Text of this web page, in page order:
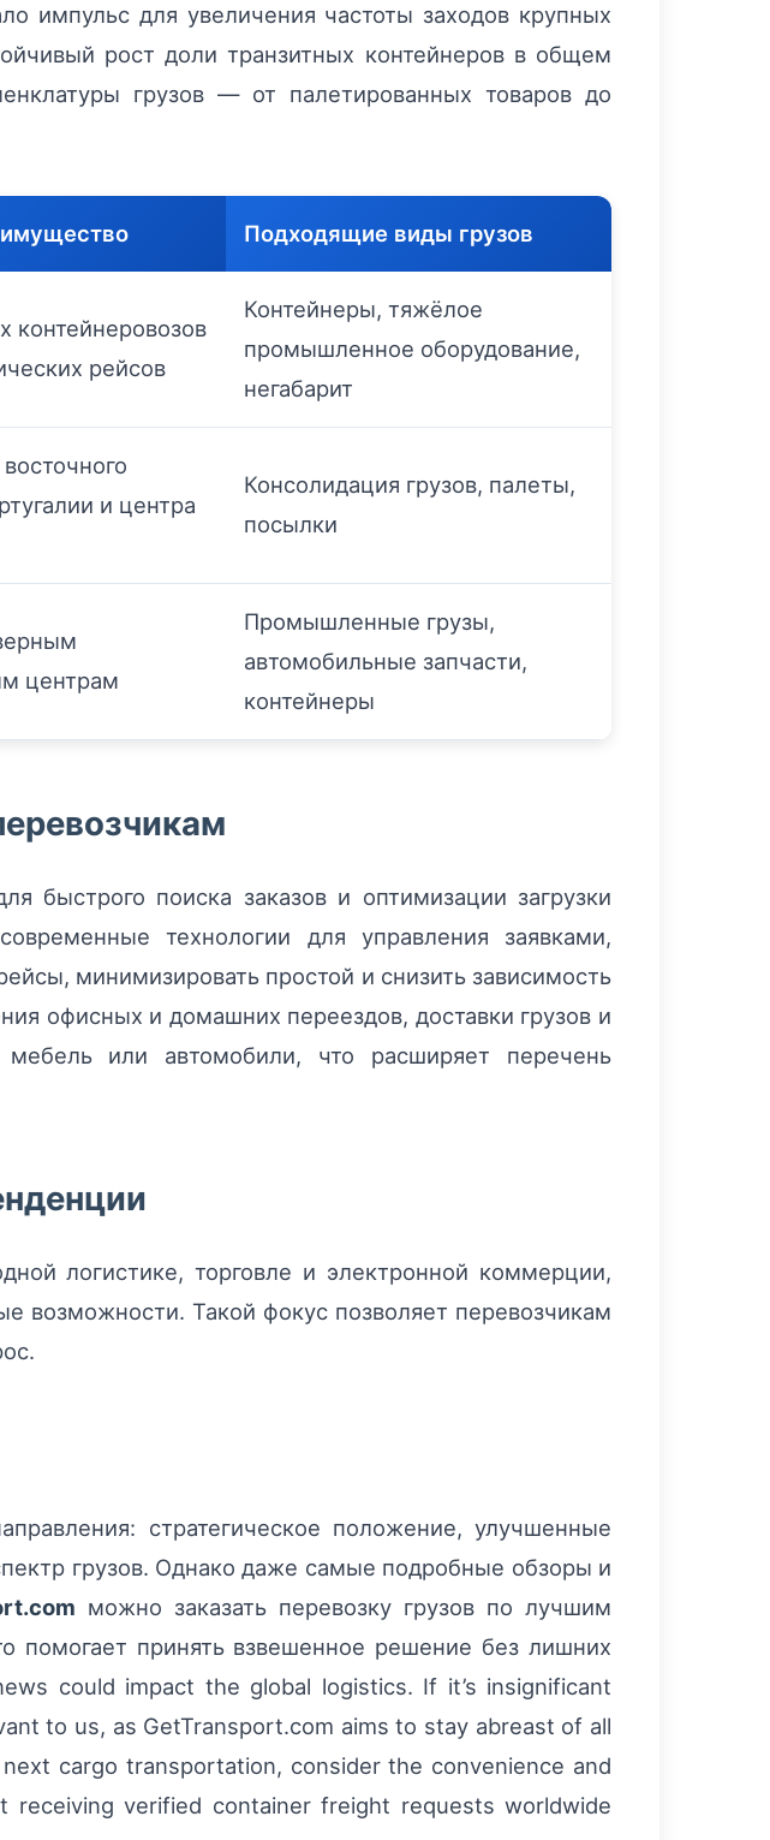
импульс для увеличения частоты заходов крупных
рост доли транзитных контейнеров в общем
грузов — от палетированных товаров до
Подходящие виды грузов
контейнеровозов
рейсов
Контейнеры, тяжёлое
промышленное оборудование,
негабарит
и центра
Консолидация грузов, палеты,
посылки
центрам
Промышленные грузы,
автомобильные запчасти,
контейнеры
быстрого поиска заказов и оптимизации загрузки
технологии для управления заявками,
минимизировать простой и снизить зависимость
офисных и домашних переездов, доставки грузов и
мебель или автомобили, что расширяет перечень
логистике, торговле и электронной коммерции,
возможности. Такой фокус позволяет перевозчикам
стратегическое положение, улучшенные
грузов. Однако даже самые подробные обзоры и
можно заказать перевозку грузов по лучшим
помогает принять взвешенное решение без лишних
could impact the global logistics. If it’s insignificant
to us, as GetTransport.com aims to stay abreast of all
cargo transportation, consider the convenience and
receiving verified container freight requests worldwide